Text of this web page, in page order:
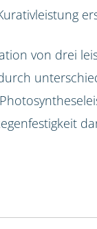
von drei